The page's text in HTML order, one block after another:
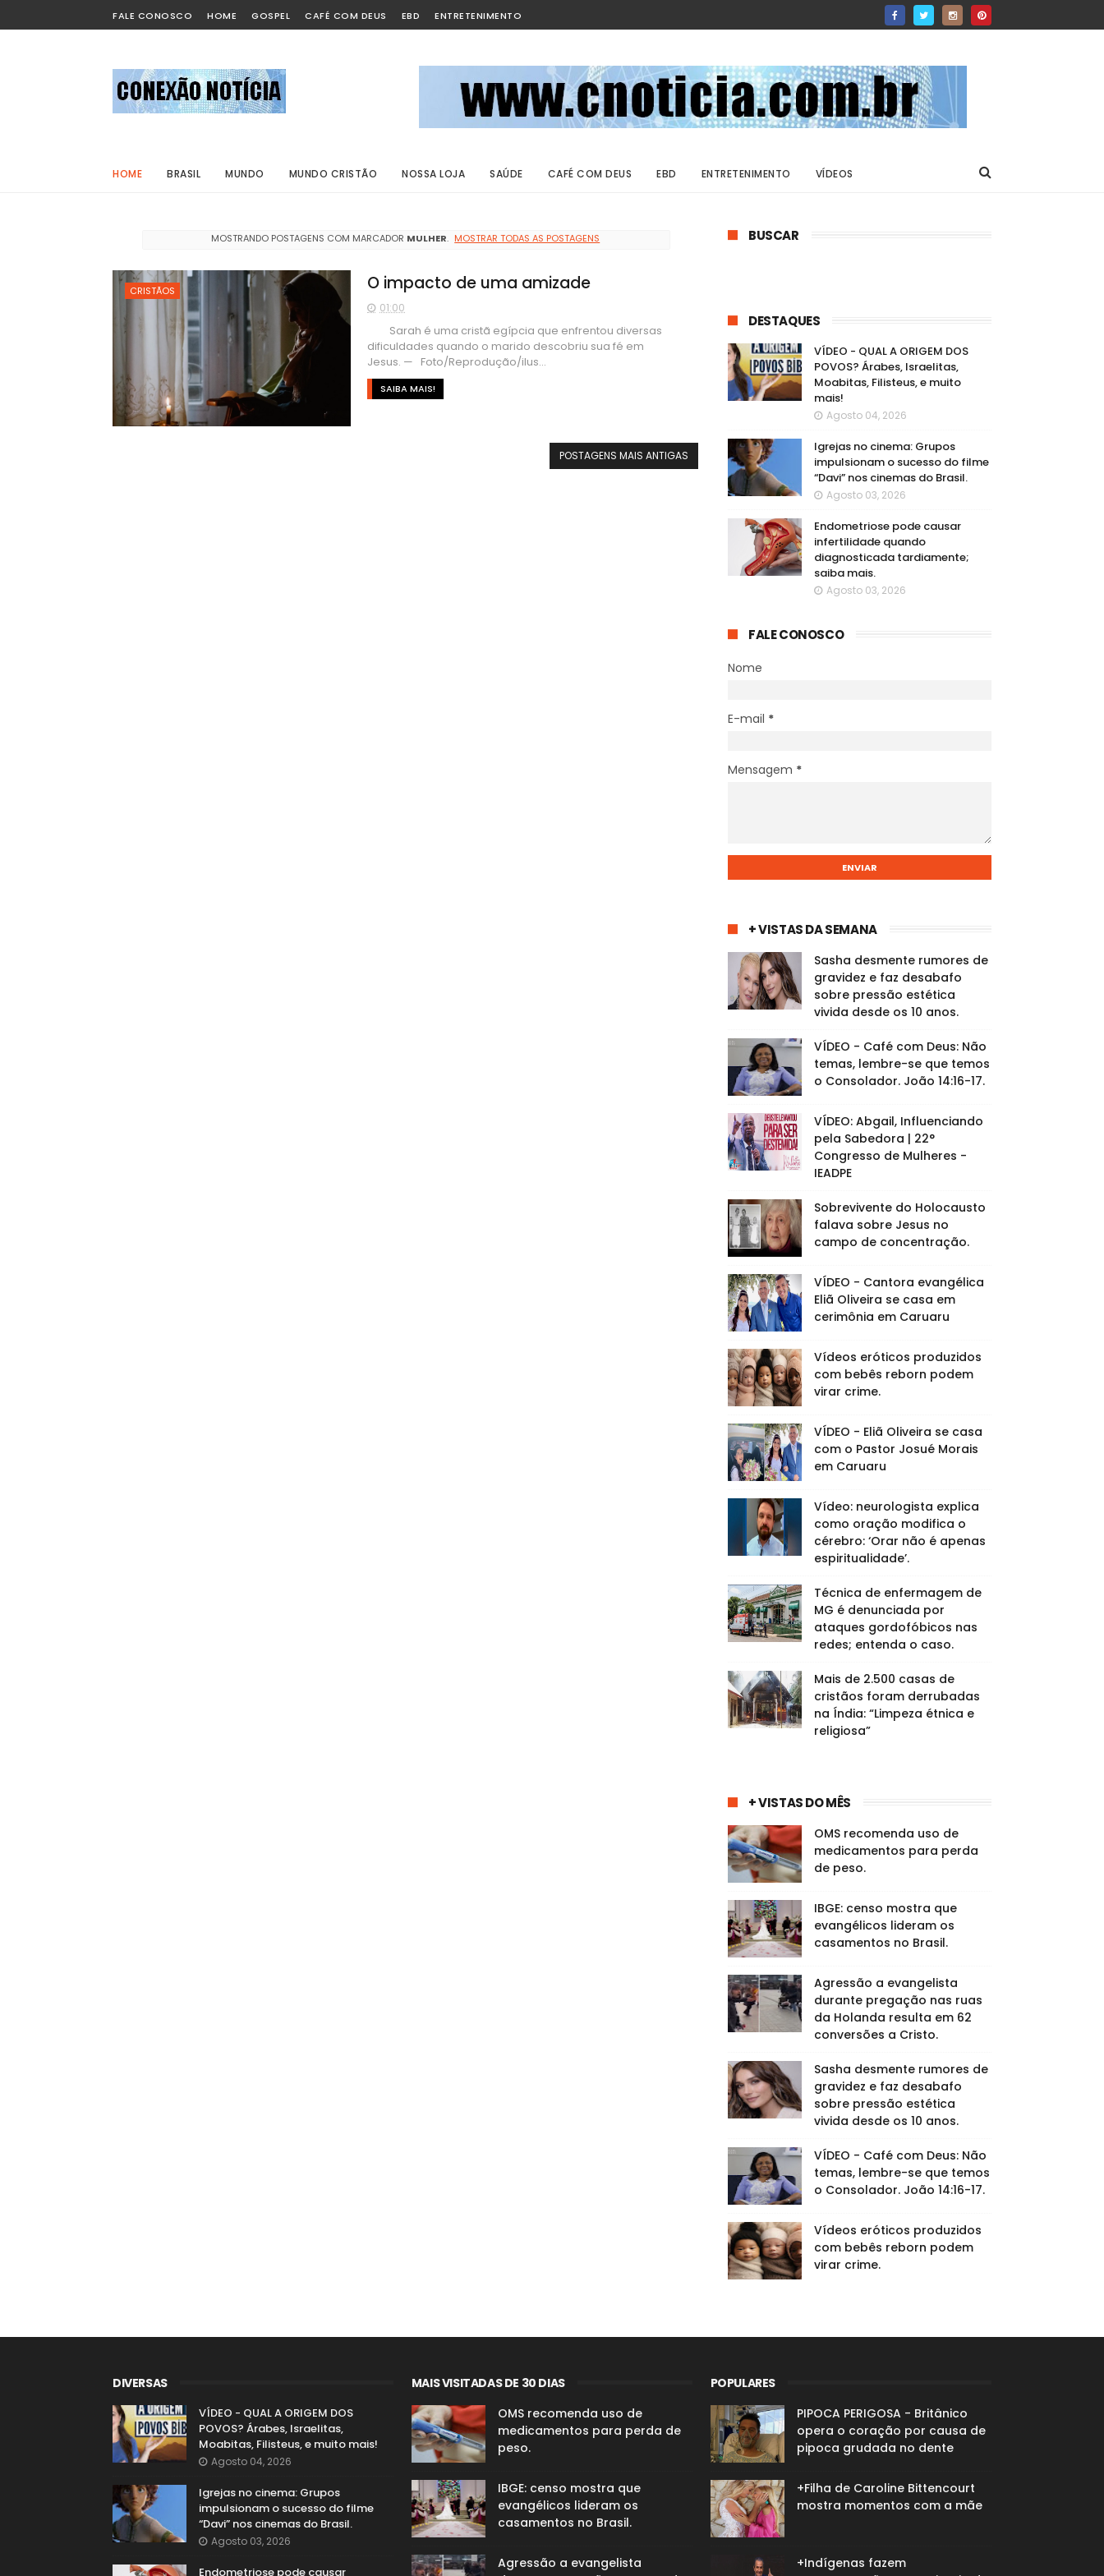
FALE CONOSCO HOME GOSPEL CAFÉ COM DEUS EBD ENTRETENIMENTO
HOME BRASIL MUNDO MUNDO CRISTÃO NOSSA LOJA SAÚDE CAFÉ COM DEUS EBD ENTRETENIMENTO VÍDEOS
MOSTRANDO POSTAGENS COM MARCADOR MULHER. MOSTRAR TODAS AS POSTAGENS
CRISTÃOS O impacto de uma amizade
01:00
Sarah é uma cristã egípcia que enfrentou diversas
dificuldades quando o marido descobriu sua fé em
Jesus. — Foto/Reprodução/ilus...
SAIBA MAIS!
POSTAGENS MAIS ANTIGAS
BUSCAR
DESTAQUES
VÍDEO - QUAL A ORIGEM DOS
POVOS? Árabes, Israelitas,
Moabitas, Filisteus, e muito
mais!
Agosto 04, 2026
Igrejas no cinema: Grupos
impulsionam o sucesso do filme
“Davi” nos cinemas do Brasil.
Agosto 03, 2026
Endometriose pode causar
infertilidade quando
diagnosticada tardiamente;
saiba mais.
Agosto 03, 2026
FALE CONOSCO
Nome
E-mail *
Mensagem *
+ VISTAS DA SEMANA
Sasha desmente rumores de
gravidez e faz desabafo
sobre pressão estética
vivida desde os 10 anos.
VÍDEO - Café com Deus: Não
temas, lembre-se que temos
o Consolador. João 14:16-17.
VÍDEO: Abgail, Influenciando
pela Sabedora | 22°
Congresso de Mulheres -
IEADPE
Sobrevivente do Holocausto
falava sobre Jesus no
campo de concentração.
VÍDEO - Cantora evangélica
Eliã Oliveira se casa em
cerimônia em Caruaru
Vídeos eróticos produzidos
com bebês reborn podem
virar crime.
VÍDEO - Eliã Oliveira se casa
com o Pastor Josué Morais
em Caruaru
Vídeo: neurologista explica
como oração modifica o
cérebro: ‘Orar não é apenas
espiritualidade’.
Técnica de enfermagem de
MG é denunciada por
ataques gordofóbicos nas
redes; entenda o caso.
Mais de 2.500 casas de
cristãos foram derrubadas
na Índia: “Limpeza étnica e
religiosa”
+ VISTAS DO MÊS
OMS recomenda uso de
medicamentos para perda
de peso.
IBGE: censo mostra que
evangélicos lideram os
casamentos no Brasil.
Agressão a evangelista
durante pregação nas ruas
da Holanda resulta em 62
conversões a Cristo.
Sasha desmente rumores de
gravidez e faz desabafo
sobre pressão estética
vivida desde os 10 anos.
VÍDEO - Café com Deus: Não
temas, lembre-se que temos
o Consolador. João 14:16-17.
Vídeos eróticos produzidos
com bebês reborn podem
virar crime.
DIVERSAS
VÍDEO - QUAL A ORIGEM DOS
POVOS? Árabes, Israelitas,
Moabitas, Filisteus, e muito mais!
Agosto 04, 2026
Igrejas no cinema: Grupos
impulsionam o sucesso do filme
“Davi” nos cinemas do Brasil.
Agosto 03, 2026
Endometriose pode causar
MAIS VISITADAS DE 30 DIAS
OMS recomenda uso de
medicamentos para perda de
peso.
IBGE: censo mostra que
evangélicos lideram os
casamentos no Brasil.
Agressão a evangelista
POPULARES
PIPOCA PERIGOSA - Britânico
opera o coração por causa de
pipoca grudada no dente
+Filha de Caroline Bittencourt
mostra momentos com a mãe
+Indígenas fazem